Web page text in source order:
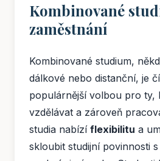
Kombinované
zaměstnání
Kombinované studium,
dálkové nebo distanční, je
populárnější volbou pro ty,
vzdělávat a zároveň
studia nabízí flexibilitu a
skloubit studijní povinnosti